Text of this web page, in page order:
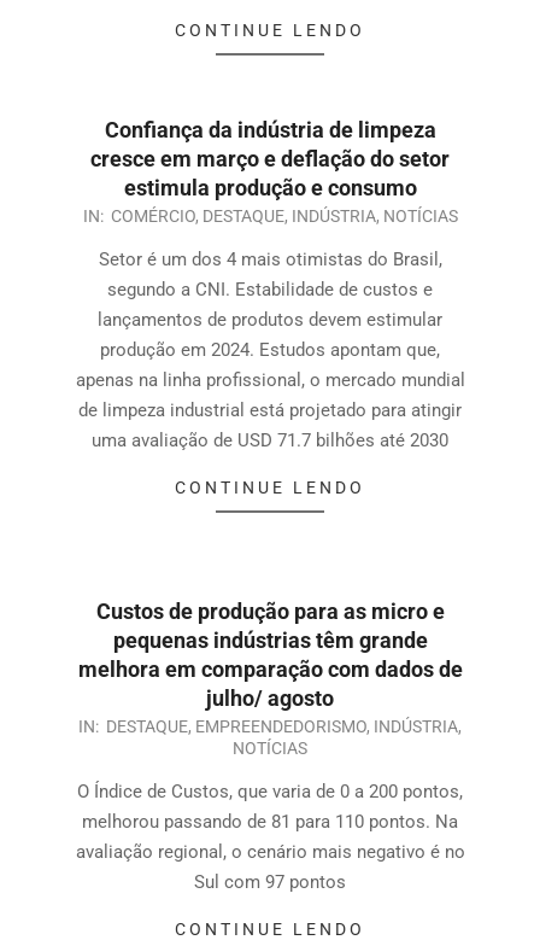
CONTINUE LENDO
Confiança da indústria de limpeza
cresce em março e deflação do setor
estimula produção e consumo
IN: COMÉRCIO, DESTAQUE, INDÚSTRIA, NOTÍCIAS
Setor é um dos 4 mais otimistas do Brasil,
segundo a CNI. Estabilidade de custos e
lançamentos de produtos devem estimular
produção em 2024. Estudos apontam que,
apenas na linha profissional, o mercado mundial
de limpeza industrial está projetado para atingir
uma avaliação de USD 71.7 bilhões até 2030
CONTINUE LENDO
Custos de produção para as micro e
pequenas indústrias têm grande
melhora em comparação com dados de
julho/ agosto
IN: DESTAQUE, EMPREENDEDORISMO, INDÚSTRIA,
NOTÍCIAS
O Índice de Custos, que varia de 0 a 200 pontos,
melhorou passando de 81 para 110 pontos. Na
avaliação regional, o cenário mais negativo é no
Sul com 97 pontos
CONTINUE LENDO